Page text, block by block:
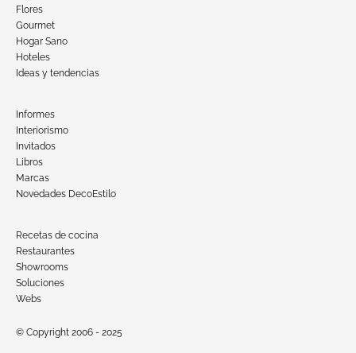
Flores
Gourmet
Hogar Sano
Hoteles
Ideas y tendencias
Informes
Interiorismo
Invitados
Libros
Marcas
Novedades DecoEstilo
Recetas de cocina
Restaurantes
Showrooms
Soluciones
Webs
© Copyright 2006 - 2025